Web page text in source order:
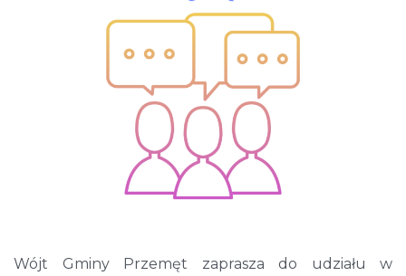
Wójt Gminy Przemęt zaprasza do udziału w